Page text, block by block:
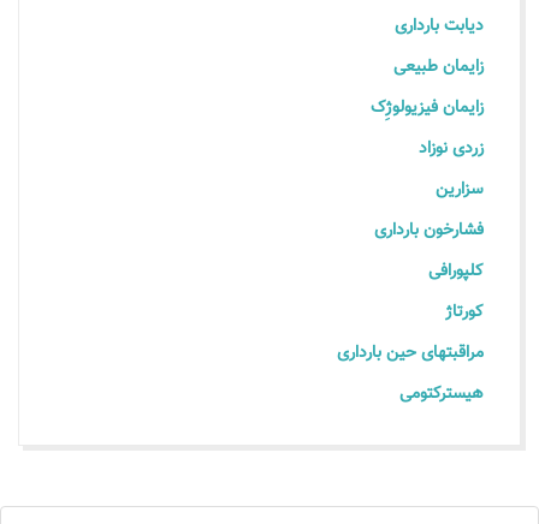
دیابت بارداری
زایمان طبیعی
زایمان فیزیولوژِک
زردی نوزاد
سزارین
فشارخون بارداری
کلپورافی
کورتاژ
مراقبتهای حین بارداری
هیسترکتومی